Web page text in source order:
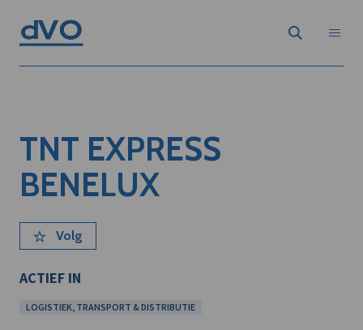
TNT EXPRESS
BENELUX
Volg
ACTIEF IN
LOGISTIEK, TRANSPORT & DISTRIBUTIE